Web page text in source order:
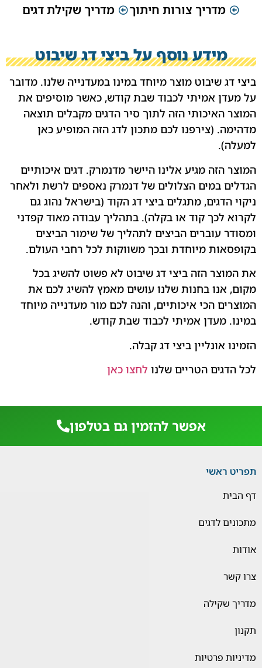
מדריך צורות חיתוך מדריך שקילת דגים
מידע נוסף על ביצי דג שיבוט
ביצי דג שיבוט מוצר מיוחד במינו במעדנייה שלנו. מדובר
על מעדן אמיתי לכבוד שבת קודש, כאשר מוסיפים את
המוצר האיכותי הזה לתוך סיר הדגים מקבלים תוצאה
מדהימה. (צירפנו לכם מתכון לדג הזה המופיע כאן
למעלה).
המוצר הזה מגיע אלינו היישר מדנמרק. דגים איכותיים
הגדלים במים הצלולים של דנמרק נאספים לרשת ולאחר
ניקוי הדגים, מתגלים ביצי דג הקוד (בישראל נהוג גם
לקרוא לכך קוד או בקלה). בתהליך עבודה מאוד קפדני
ומסודר עוברים הביצים לתהליך של שימור הביצים
בקופסאות מיוחדת ובכך משווקות לכל רחבי העולם.
את המוצר הזה ביצי דג שיבוט לא פשוט להשיג בכל
מקום, אנו בחנות שלנו עושים מאמץ להשיג לכם את
המוצרים הכי איכותיים, והנה לכם מור מעדנייה מיוחד
במינו. מעדן אמיתי לכבוד שבת קודש.
הזמינו אונליין ביצי דג קבלה.
לכל הדגים הטריים שלנו לחצו כאן
אפשר להזמין גם בטלפון
תפריט ראשי
דף הבית
מתכונים לדגים
אודות
צרו קשר
מדריך שקילה
תקנון
מדיניות פרטיות